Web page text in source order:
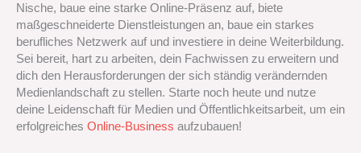
Nische, baue eine starke Online-Präsenz auf, biete
maßgeschneiderte Dienstleistungen an, baue ein starkes
berufliches Netzwerk auf und investiere in deine Weiterbildung.
Sei bereit, hart zu arbeiten, dein Fachwissen zu erweitern und
dich den Herausforderungen der sich ständig verändernden
Medienlandschaft zu stellen. Starte noch heute und nutze
deine Leidenschaft für Medien und Öffentlichkeitsarbeit, um ein
erfolgreiches Online-Business aufzubauen!